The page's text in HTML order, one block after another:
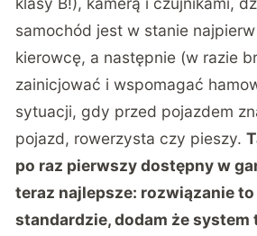
samochód jest w stanie
kierowcę, a następnie (w razie
zainicjować i wspomagać
sytuacji, gdy przed pojazdem
pojazd, rowerzysta czy pieszy.
po raz pierwszy dostępny w
teraz najlepsze: rozwiązanie
standardzie, dodam że system